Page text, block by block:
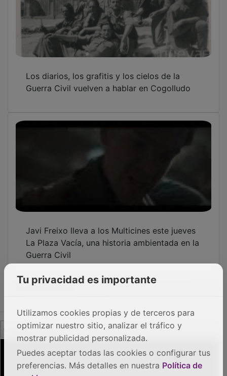
Javi Freixo lleva a los Multicines este jueves
La Plaza Vacía, una historia ambientada en la
Guerra Civil
PUBLICIDAD
Tu privacidad es importante
Utilizamos cookies propias y de terceros para
optimizar nuestro sitio, analizar el tráfico y
mostrar publicidad personalizada.
Puedes aceptar todas las cookies o configurar tus
preferencias. Más detalles en nuestra Política de